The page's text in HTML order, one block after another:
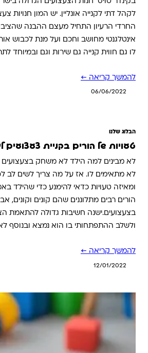
לקהל דתי לקנייה אונליין. יש המון חנויות
החרדי הרעיון התחיל מעצם ההבנה
אינטלגנטי מחושב וחכם ועל מנת לכבוש
לו גם חווית קנייה גם שירות וגם ובמיוחד
להמשך קריאה ←
06/06/2022
הבלוג שלנו
טעויות של הורים בקניית צעצועים
לא מבינים למה הילד לא משחק בצעצועים
לא מתאימים לו. אז על מה צריך לשים לב
ומאיזה טעויות כדאי להימנע כדי שהילד
הורים רבים מתלוננים שהם קונים וקונים,
בצעצועים.ישנה חשיבות גדולה להתאמת
ולשלב ההתפתחותי בו הוא נמצא ובנוסף
להמשך קריאה ←
12/01/2022